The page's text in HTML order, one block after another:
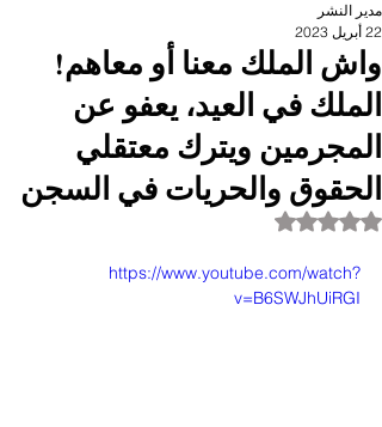
واش الملك معنا أو معاهم!
الملك في العيد، يعفو عن
المجرمين ويترك معتقلي
الحقوق والحريات في السجن
مدير النشر
22 أبريل 2023
تم التقييم بـ ليس رقمًا من أصل 5 نجوم.
https://www.youtube.com/watch?
v=B6SWJhUiRGI